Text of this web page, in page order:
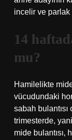
incelir ve parlak
14
mu?
Hamilelikte
vücudundaki
sabah
trimesterde,
mide bulantısı,